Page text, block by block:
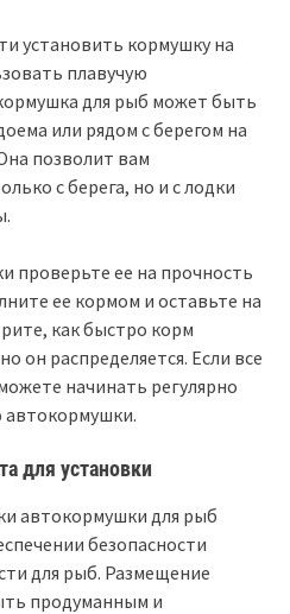
установить кормушку на
плавучую
для рыб может быть
или рядом с берегом на
позволит вам
с берега, но и с лодки
проверьте ее на прочность
ее кормом и оставьте на
как быстро корм
он распределяется. Если все
начинать регулярно
для установки
автокормушки для рыб
безопасности
для рыб. Размещение
продуманным и